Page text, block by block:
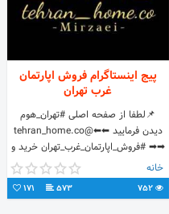
پیج اینستاگرام فروش اپارتمان
غرب تهران
📌لطفا از صفحه اصلی #تهران_هوم
دیدن فرمایید ⬅⬅@tehran_home.co
➡➡‌ #فروش_اپارتمان_غرب_تهران خرید و
فروش اپارتمان در غرب تهران " تهران هوم
"
خانه
752
573
171